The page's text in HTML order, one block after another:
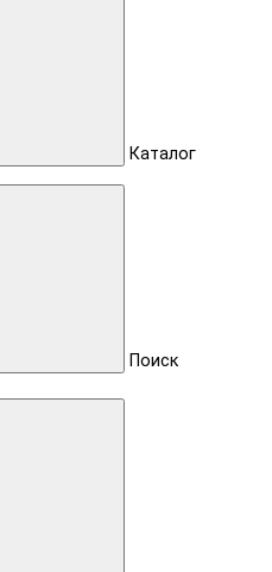
Каталог
Поиск